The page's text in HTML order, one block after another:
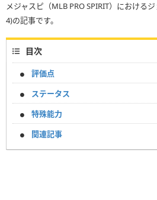
メジャスピ（MLB PRO SPIRIT）における
4)の記事です。
目次
評価点
ステータス
特殊能力
関連記事